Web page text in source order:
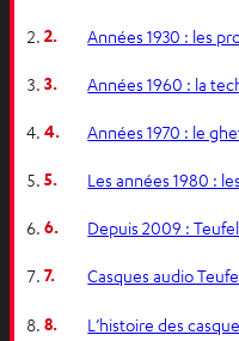
2. Années 1930 : les
3. Années 1960 : la
4. Années 1970 : le
5. Les années 1980 :
6. Depuis 2009 :
7. Casques audio
8. L’histoire des